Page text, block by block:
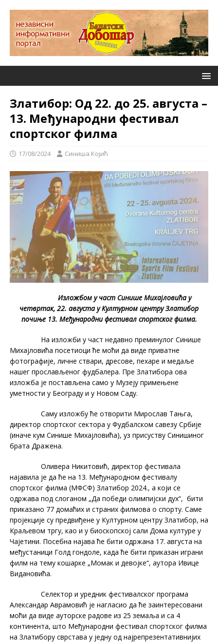
Златибор: Од 22. до 25. августа –
13. Међународни фестивал
спортског филма
17/08/2024 Синиша Којић
Изложбом у част Синише Михајловића у
четвртак, 22. августа у Културном центру Златибор
почиње 13. Међународни фестивал спортског филма.
На изложби у част недавно преминулог Синише
Михајловића посетиоци ће моћи да виде приватне
фотографије, личне ствари, дресове, пехаре и медаље
нашег прослављеног фудбалера. Пре Златибора ова
изложба је постављена само у Музеју примењене
уметности у Београду и у Новом Саду.
Саму изложбу ће отворити Мирослав Тањга,
директор спортског сектора у Фудбалском савезу Србије
(иначе кум Синише Михајловића), уз присуству Синишиног
брата Дражена.
Оливера Никитовић, директор фестивала
најавила је да ће на 13. Међународном фестивалу
спортског филма (МФСФ) Златибор 2024., а који се
одржава под слоганом „Да победи олимпијски дух“, бити
приказано 77 домаћих и страних филмова о спорту. Саме
пројекције су предвиђене у Културном центру Златибор, на
Краљевом тргу, као и у биоскопској сали Дома културе у
Чајетини. Посебна најава ће бити одржана 17. августа на
међустаници Голд гондоле, када ће бити приказан играни
филм на тему кошарке „Момак и девојке“, аутора Ивице
Видановића.
Селектор и уредник фестивалског програма
Александар Аврамовић је нагласио да ће заинтересовани
моћи да виде ауторске радове из 25 земаља и са 4
континента, што Међународни фестивал спортског филма
на Златибору сврстава у једну од најрепрезентативнијих